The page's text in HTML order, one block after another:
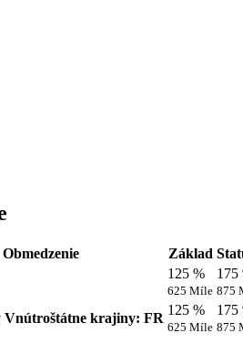
Obmedzenie Základ
125 %
625 Míle
175
875
Vnútroštátne krajiny: FR
125 %
625 Míle
175
875